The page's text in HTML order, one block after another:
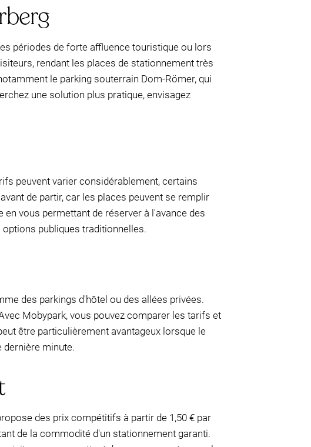
périodes de forte affluence touristique ou lors
rendant les places de stationnement très
le parking souterrain Dom-Römer, qui
une solution plus pratique, envisagez
peuvent varier considérablement, certains
de partir, car les places peuvent se remplir
vous permettant de réserver à l'avance des
publiques traditionnelles.
des parkings d'hôtel ou des allées privées.
Mobypark, vous pouvez comparer les tarifs et
être particulièrement avantageux lorsque le
minute.
des prix compétitifs à partir de 1,50 € par
de la commodité d'un stationnement garanti.